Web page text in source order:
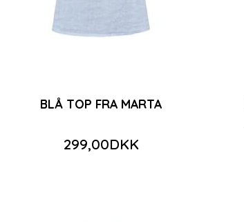
BLÅ TOP FRA MARTA
299,00DKK